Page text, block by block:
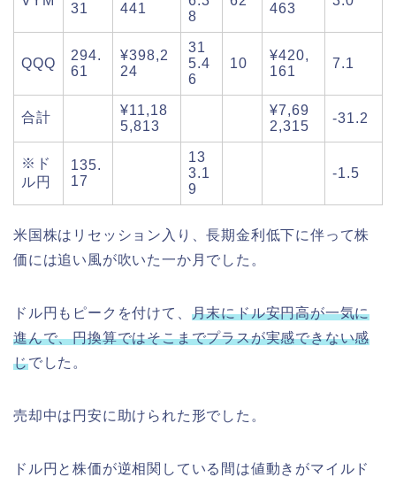
31
441
8
463
QQQ
294.
61
¥398,2
24
31
5.4
6
10
¥420,
161
7.1
合計
¥11,18
5,813
¥7,69
2,315
-31.2
※ド
ル円
135.
17
13
3.1
9
-1.5
米国株はリセッション入り、長期金利低下に伴って株
価には追い風が吹いた一か月でした。
ドル円もピークを付けて、 月末にドル安円高が一気に
進んで、円換算ではそこまでプラスが実感できない感
じでした。
売却中は円安に助けられた形でした。
ドル円と株価が逆相関している間は値動きがマイルド